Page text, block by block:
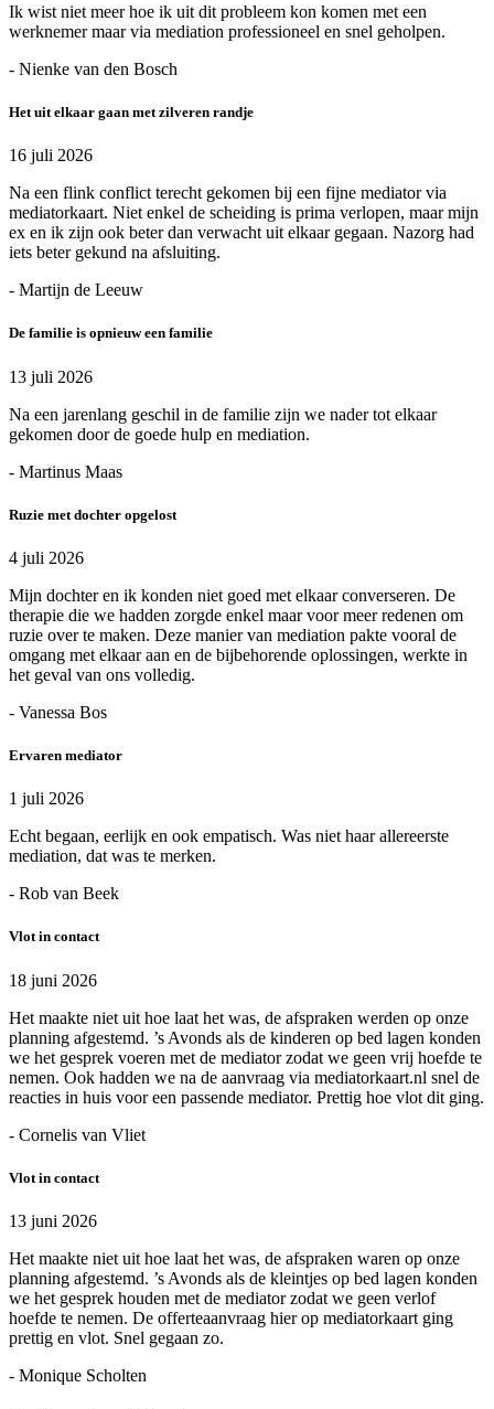
Ik wist niet meer hoe ik uit dit probleem kon komen met een
werknemer maar via mediation professioneel en snel geholpen.
- Nienke van den Bosch
Het uit elkaar gaan met zilveren randje
16 juli 2026
Na een flink conflict terecht gekomen bij een fijne mediator via
mediatorkaart. Niet enkel de scheiding is prima verlopen, maar mijn
ex en ik zijn ook beter dan verwacht uit elkaar gegaan. Nazorg had
iets beter gekund na afsluiting.
- Martijn de Leeuw
De familie is opnieuw een familie
13 juli 2026
Na een jarenlang geschil in de familie zijn we nader tot elkaar
gekomen door de goede hulp en mediation.
- Martinus Maas
Ruzie met dochter opgelost
4 juli 2026
Mijn dochter en ik konden niet goed met elkaar converseren. De
therapie die we hadden zorgde enkel maar voor meer redenen om
ruzie over te maken. Deze manier van mediation pakte vooral de
omgang met elkaar aan en de bijbehorende oplossingen, werkte in
het geval van ons volledig.
- Vanessa Bos
Ervaren mediator
1 juli 2026
Echt begaan, eerlijk en ook empatisch. Was niet haar allereerste
mediation, dat was te merken.
- Rob van Beek
Vlot in contact
18 juni 2026
Het maakte niet uit hoe laat het was, de afspraken werden op onze
planning afgestemd. ’s Avonds als de kinderen op bed lagen konden
we het gesprek voeren met de mediator zodat we geen vrij hoefde te
nemen. Ook hadden we na de aanvraag via mediatorkaart.nl snel de
reacties in huis voor een passende mediator. Prettig hoe vlot dit ging.
- Cornelis van Vliet
Vlot in contact
13 juni 2026
Het maakte niet uit hoe laat het was, de afspraken waren op onze
planning afgestemd. ’s Avonds als de kleintjes op bed lagen konden
we het gesprek houden met de mediator zodat we geen verlof
hoefde te nemen. De offerteaanvraag hier op mediatorkaart ging
prettig en vlot. Snel gegaan zo.
- Monique Scholten